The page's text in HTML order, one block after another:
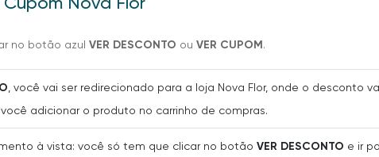
no botão azulVER DESCONTO ouVER CUPOM.
, você vai ser redirecionado para a loja Nova Flor, onde o desconto
adicionar o produto no carrinho de compras.
à vista: você só tem que clicar no botãoVER DESCONTO e ir